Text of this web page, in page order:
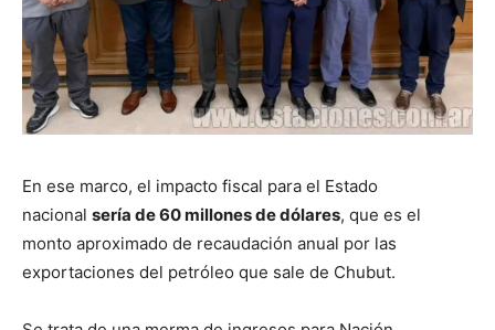
En ese marco, el impacto fiscal para el Estado
nacional sería de 60 millones de dólares, que es el
monto aproximado de recaudación anual por las
exportaciones del petróleo que sale de Chubut.